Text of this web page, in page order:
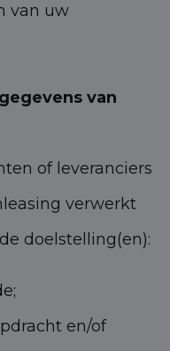
van uw
van
of leveranciers
verwerkt
doelstelling(en):
en/of